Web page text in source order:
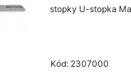
stopky U-stopka
Kód: 2307000